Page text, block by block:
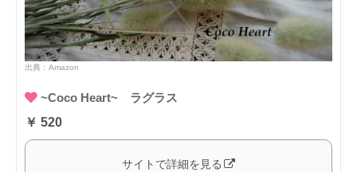
出典： Amazon
~Coco Heart~ ラグラス
￥ 520
サイトで詳細を見る